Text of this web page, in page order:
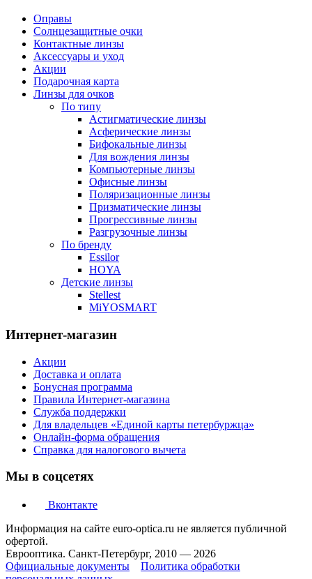
Оправы
Солнцезащитные очки
Контактные линзы
Аксессуары и уход
Акции
Подарочная карта
Линзы для очков
По типу
Астигматические линзы
Асферические линзы
Бифокальные линзы
Для вождения линзы
Компьютерные линзы
Офисные линзы
Поляризационные линзы
Призматические линзы
Прогрессивные линзы
Разгрузочные линзы
По бренду
Essilor
HOYA
Детские линзы
Stellest
MiYOSMART
Интернет-магазин
Акции
Доставка и оплата
Бонусная программа
Правила Интернет-магазина
Служба поддержки
Для владельцев «Единой карты петербуржца»
Онлайн-форма обращения
Справка для налогового вычета
Мы в соцсетях
Вконтакте
Информация на сайте euro-optica.ru не является публичной
офертой.
Еврооптика. Санкт-Петербург, 2010 — 2026
Официальные документы
Политика обработки